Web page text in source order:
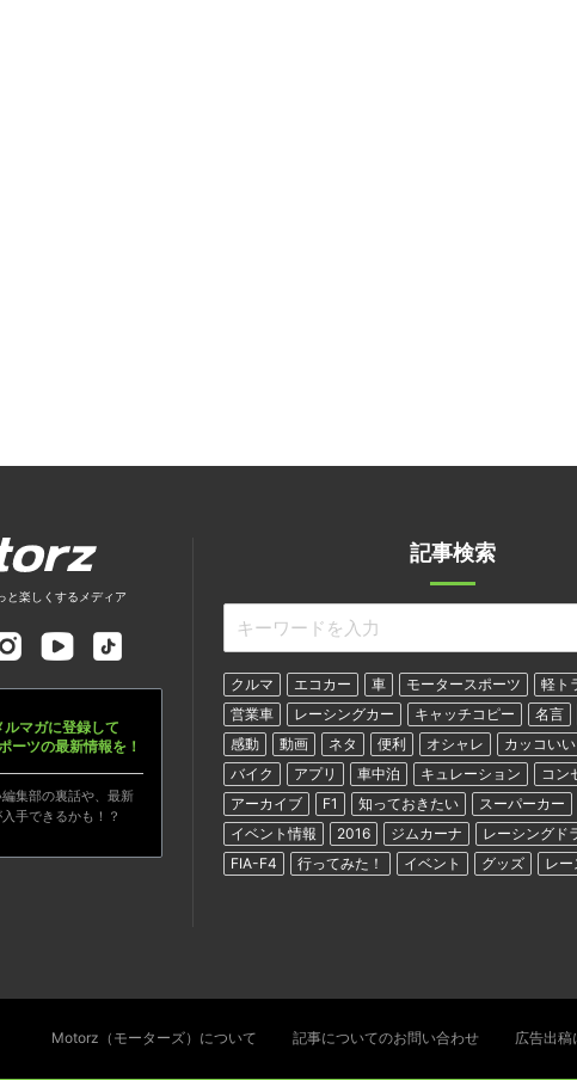
記事検索
クルマ エコカー 車 モータースポーツ
軽ト
営業車
レーシングカー キャッチコピー 名言
感動
動画 ネタ 便利 オシャレ カッコいい
バイク
アプリ 車中泊 キュレーション
コン
アーカイブ
F1 知っておきたい
スーパーカー
イベント情報
2016 ジムカーナ
レーシングド
FIA-F4
行ってみた！ イベント グッズ レー
と楽しくするメディア
マガに登録して
ーツの最新情報を！
集部の裏話や、最新
手できるかも！？
Motorz（モーターズ）について 記事についてのお問い合わせ 広告出稿